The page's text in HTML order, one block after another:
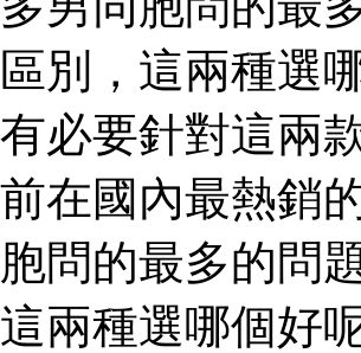
區別，這兩種選
有必要針對這兩
前在國內最熱銷
胞問的最多的問
這兩種選哪個好